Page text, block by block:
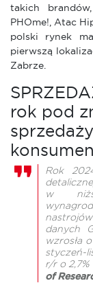
takich
PHOme!, Atac
polski rynek
pierwszą
Zabrze.
rok pod
Rok
w
danych
wzrosła
styczeń-
r/r o 2,7%
of